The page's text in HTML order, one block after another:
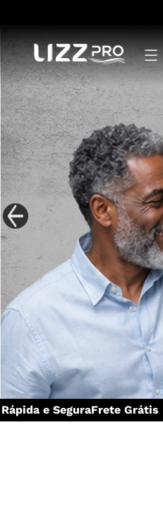
Secadores
Pranchas
Escovas
Mãos e pés
Linha
Mister Lizz
Acessórios
Kits
Rápida e SeguraFrete Grátis